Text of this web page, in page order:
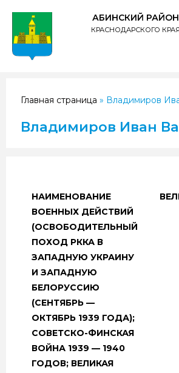
АБИНСКИЙ РАЙОН
КРАСНОДАРСКОГО КРАЯ
Главная страница » Владимиров
Владимиров Иван
НАИМЕНОВАНИЕ
ВОЕННЫХ ДЕЙСТВИЙ
(ОСВОБОДИТЕЛЬНЫЙ
ПОХОД РККА В
ЗАПАДНУЮ УКРАИНУ
И ЗАПАДНУЮ
БЕЛОРУССИЮ
(СЕНТЯБРЬ —
ОКТЯБРЬ 1939 ГОДА);
СОВЕТСКО-ФИНСКАЯ
ВОЙНА 1939 — 1940
ГОДОВ; ВЕЛИКАЯ